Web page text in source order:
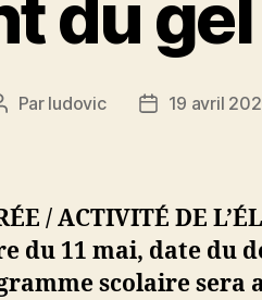
du
Par ludovic
Date19 avril
/ ACTIVITÉ DE
du 11 mai, date du
scolaire sera